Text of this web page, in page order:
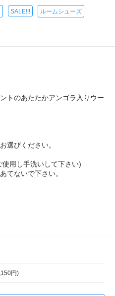
SALE!!! ルームシューズ
トのあたたかアンゴラ入りウー
選びください。
使用し手洗いして下さい)
てないで下さい。
円)